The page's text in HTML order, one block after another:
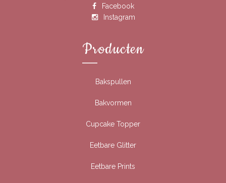
Facebook
Instagram
Producten
Bakspullen
Bakvormen
Cupcake Topper
Eetbare Glitter
Eetbare Prints